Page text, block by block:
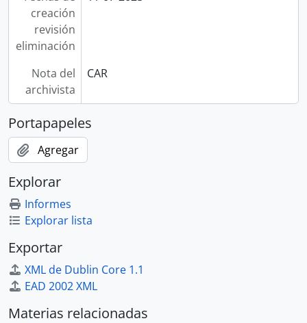
creación
revisión
eliminación
Nota del
archivista
CAR
Portapapeles
Agregar
Explorar
Informes
Explorar lista
Exportar
XML de Dublin Core 1.1
EAD 2002 XML
Materias relacionadas